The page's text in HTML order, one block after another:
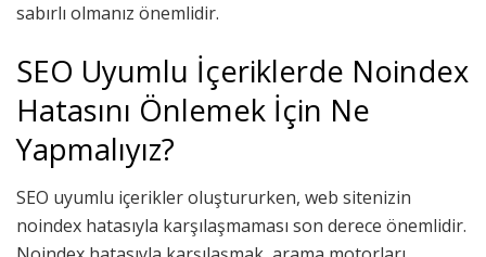
sabırlı olmanız önemlidir.
SEO Uyumlu İçeriklerde Noindex
Hatasını Önlemek İçin Ne
Yapmalıyız?
SEO uyumlu içerikler oluştururken, web sitenizin
noindex hatasıyla karşılaşmaması son derece önemlidir.